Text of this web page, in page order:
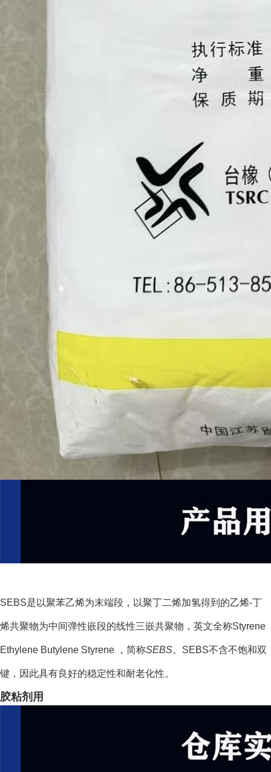
SEBS是以聚苯乙烯为末端段，以聚丁二烯加氢得到的乙烯-丁
烯共聚物为中间弹性嵌段的线性三嵌共聚物 ，英文全称Styrene
Ethylene Butylene Styrene ，简称SEBS。SEBS不含不饱和双
键，因此具有良好的稳定性和耐老化性。
胶粘剂用